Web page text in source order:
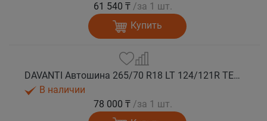
61 540 ₸ /за 1 шт.
Купить
DAVANTI Автошина 265/70 R18 LT 124/121R TERRATOURA A/T RWL 10PR RPR M+S
В наличии
78 000 ₸ /за 1 шт.